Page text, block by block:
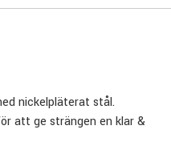
nickelpläterat stål.
att ge strängen en klar &